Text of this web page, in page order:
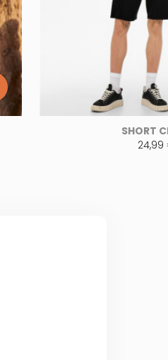
SHORT
24,99